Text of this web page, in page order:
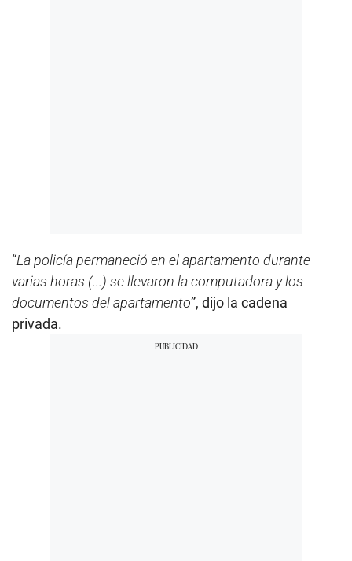
“La policía permaneció en el apartamento durante
varias horas (...) se llevaron la computadora y los
documentos del apartamento”, dijo la cadena
privada.